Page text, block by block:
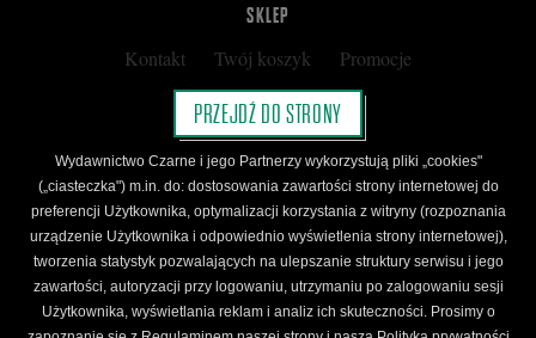
SKLEP
Kontakt Twój koszyk
Promocje
Kup kartę podarunkową
Nota prawna
Regulamin
Polityka prywatności
Regulamin Klubu Czarnego
Regulamin Karty Podarunkowej
ŚLEDŹ CZARNE
PRZEJDŹ DO STRONY
Wydawnictwo Czarne i jego Partnerzy wykorzystują pliki „cookies"
(„ciasteczka") m.in. do: dostosowania zawartości strony internetowej do
preferencji Użytkownika, optymalizacji korzystania z witryny (rozpoznania
urządzenie Użytkownika i odpowiednio wyświetlenia strony internetowej),
tworzenia statystyk pozwalających na ulepszanie struktury serwisu i jego
zawartości, autoryzacji przy logowaniu, utrzymaniu po zalogowaniu sesji
Użytkownika, wyświetlania reklam i analiz ich skuteczności. Prosimy o